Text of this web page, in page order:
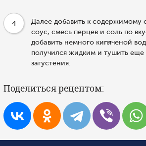
4
Далее добавить к содержимому
соус, смесь перцев и соль по
добавить немного кипяченой
получился жидким и тушить
загустения.
Поделиться рецептом: